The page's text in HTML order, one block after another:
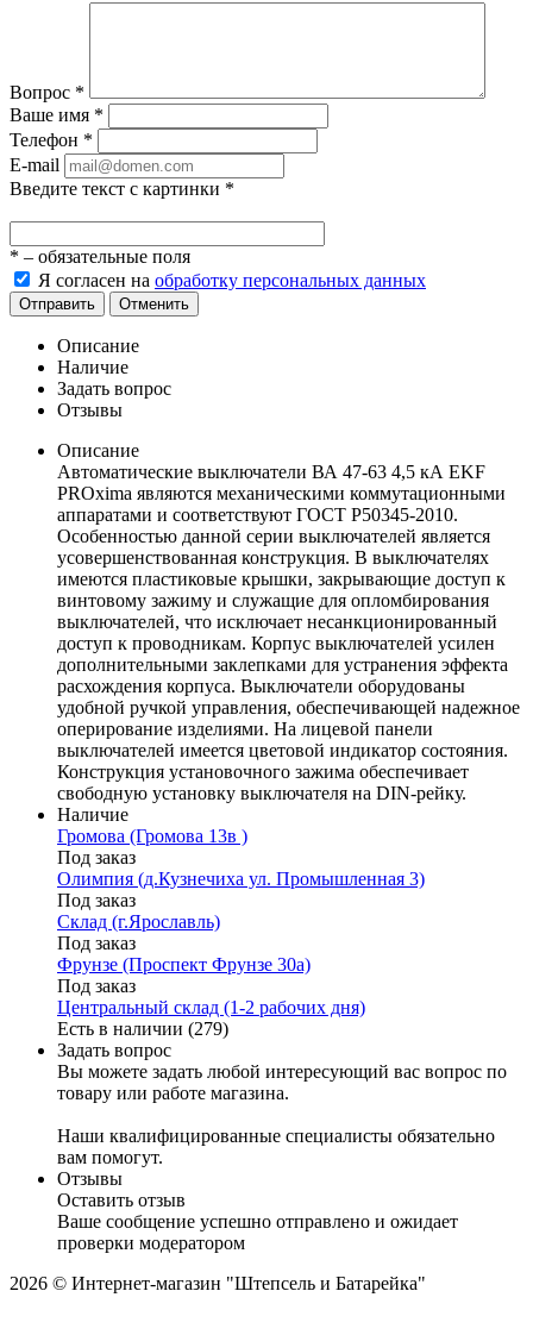
Вопрос *
Ваше имя *
Телефон *
E-mail
Введите текст с картинки *
* – обязательные поля
Я согласен на обработку персональных данных
Отправить Отменить
Описание
Наличие
Задать вопрос
Отзывы
Описание
Автоматические выключатели ВА 47-63 4,5 кА EKF
PROxima являются механическими коммутационными
аппаратами и соответствуют ГОСТ Р50345-2010.
Особенностью данной серии выключателей является
усовершенствованная конструкция. В выключателях
имеются пластиковые крышки, закрывающие доступ к
винтовому зажиму и служащие для опломбирования
выключателей, что исключает несанкционированный
доступ к проводникам. Корпус выключателей усилен
дополнительными заклепками для устранения эффекта
расхождения корпуса. Выключатели оборудованы
удобной ручкой управления, обеспечивающей надежное
оперирование изделиями. На лицевой панели
выключателей имеется цветовой индикатор состояния.
Конструкция установочного зажима обеспечивает
свободную установку выключателя на DIN-рейку.
Наличие
Громова (Громова 13в )
Под заказ
Олимпия (д.Кузнечиха ул. Промышленная 3)
Под заказ
Склад (г.Ярославль)
Под заказ
Фрунзе (Проспект Фрунзе 30а)
Под заказ
Центральный склад (1-2 рабочих дня)
Есть в наличии (279)
Задать вопрос
Вы можете задать любой интересующий вас вопрос по
товару или работе магазина.
Наши квалифицированные специалисты обязательно
вам помогут.
Отзывы
Оставить отзыв
Ваше сообщение успешно отправлено и ожидает
проверки модератором
2026 © Интернет-магазин "Штепсель и Батарейка"